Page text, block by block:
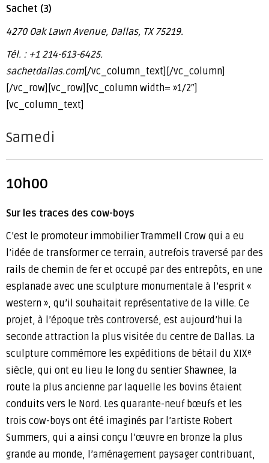
Sachet (3)
4270 Oak Lawn Avenue, Dallas, TX 75219.
Tél. : +1 214-613-6425.
sachetdallas.com[/vc_column_text][/vc_column]
[/vc_row][vc_row][vc_column width= »1/2″]
[vc_column_text]
Samedi
10h00
Sur les traces des cow-boys
C’est le promoteur immobilier Trammell Crow qui a eu
l’idée de transformer ce terrain, autrefois traversé par des
rails de chemin de fer et occupé par des entrepôts, en une
esplanade avec une sculpture monumentale à l’esprit «
western », qu’il souhaitait représentative de la ville. Ce
projet, à l’époque très controversé, est aujourd’hui la
seconde attraction la plus visitée du centre de Dallas. La
sculpture commémore les expéditions de bétail du XIXe
siècle, qui ont eu lieu le long du sentier Shawnee, la
route la plus ancienne par laquelle les bovins étaient
conduits vers le Nord. Les quarante-neuf bœufs et les
trois cow-boys ont été imaginés par l’artiste Robert
Summers, qui a ainsi conçu l’œuvre en bronze la plus
grande au monde, l’aménagement paysager contribuant,